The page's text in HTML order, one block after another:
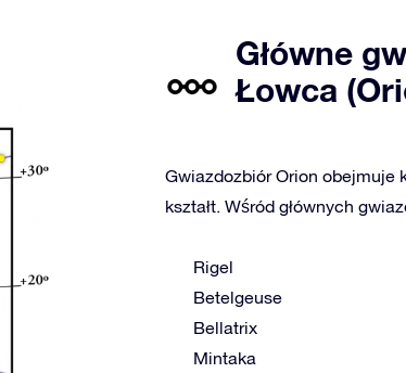
Główne
Łowca
Gwiazdozbiór Orion obejmuje
kształt. Wśród głównych
Rigel
Betelgeuse
Bellatrix
Mintaka